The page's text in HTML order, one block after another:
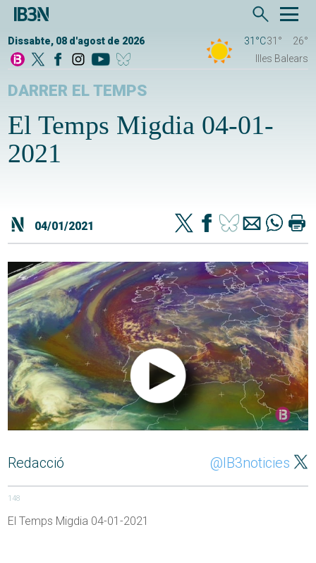
Dissabte, 08 d'agost de 2026 31°C31°
26°
Illes Balears
DARRER EL TEMPS
El Temps Migdia 04-01-
2021
04/01/2021
Redacció @IB3noticies
148
El Temps Migdia 04-01-2021